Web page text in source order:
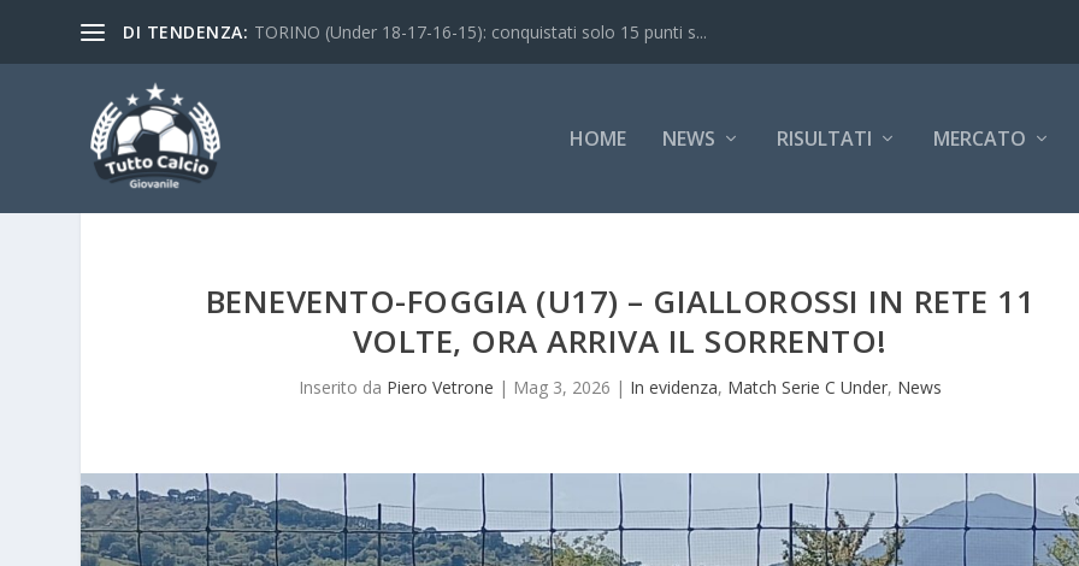
DI TENDENZA: TORINO (Under 18-17-16-15): conquistati solo 15 punti s...
HOME NEWS RISULTATI MERCATO
BENEVENTO-FOGGIA (U17) – GIALLOROSSI IN RETE 11
VOLTE, ORA ARRIVA IL SORRENTO!
Inserito da Piero Vetrone | Mag 3, 2026 | In evidenza, Match Serie C Under, News